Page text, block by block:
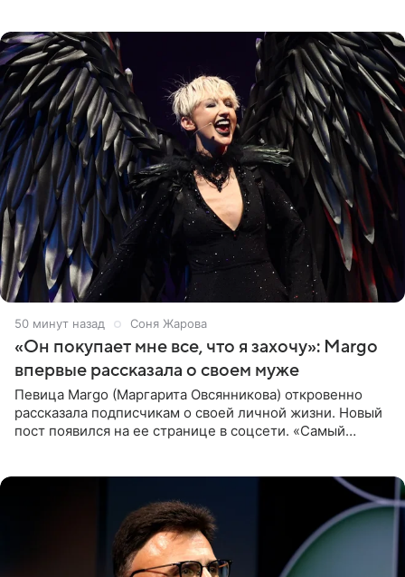
50 минут назад Соня Жарова
«Он покупает мне все, что я захочу»: Margo
впервые рассказала о своем муже
Певица Margo (Маргарита Овсянникова) откровенно
рассказала подписчикам о своей личной жизни. Новый
пост появился на ее странице в соцсети. «Самый